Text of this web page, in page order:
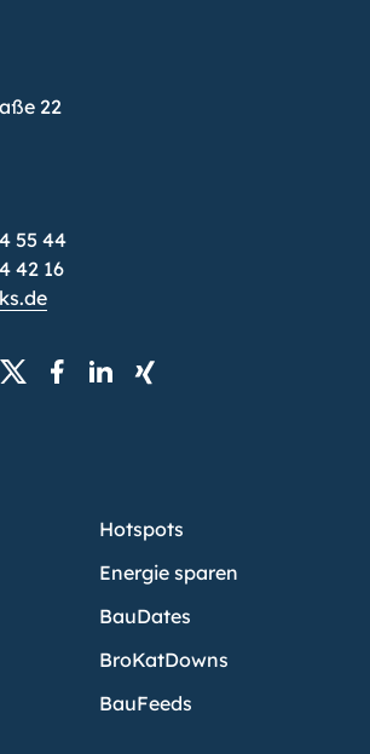
22
55 44
42 16
Hotspots
Energie sparen
BauDates
BroKatDowns
BauFeeds